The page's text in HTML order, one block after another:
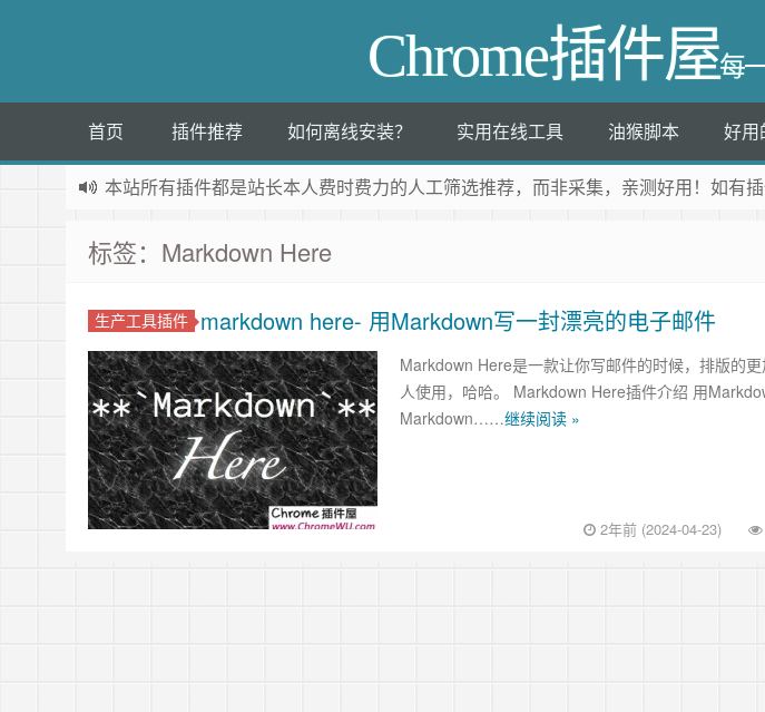
Chrome插件屋每
首页 插件推荐 如何离线安装？ 实用在线工具 油猴脚本 好用
本站所有插件都是站长本人费时费力的人工筛选推荐，而非采集，亲测好用！如有
标签：Markdown Here
生产工具插件 markdown here- 用Markdown写一封漂亮的电子邮件
Markdown Here是一款让你写邮件的时候，排版的
人使用，哈哈。 Markdown Here插件介绍 用
Markdown……继续阅读 »
2年前 (2024-04-23)